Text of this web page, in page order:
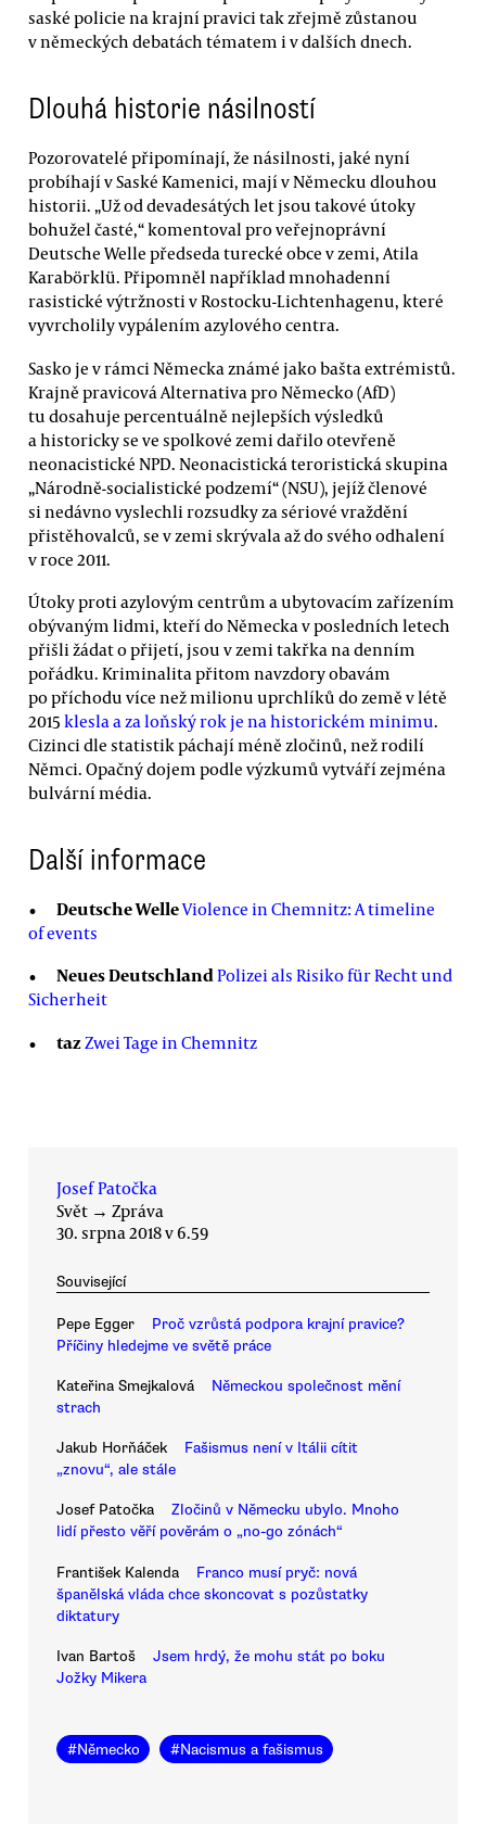
saské policie na krajní pravici tak zřejmě zůstanou
v německých debatách tématem i v dalších dnech.
Dlouhá historie násilností
Pozorovatelé připomínají, že násilnosti, jaké nyní
probíhají v Saské Kamenici, mají v Německu dlouhou
historii. „Už od devadesátých let jsou takové útoky
bohužel časté,“ komentoval pro veřejnoprávní
Deutsche Welle předseda turecké obce v zemi, Atila
Karabörklü. Připomněl například mnohadenní
rasistické výtržnosti v Rostocku-Lichtenhagenu, které
vyvrcholily vypálením azylového centra.
Sasko je v rámci Německa známé jako bašta extrémistů.
Krajně pravicová Alternativa pro Německo (AfD)
tu dosahuje percentuálně nejlepších výsledků
a historicky se ve spolkové zemi dařilo otevřeně
neonacistické NPD. Neonacistická teroristická skupina
„Národně-socialistické podzemí“ (NSU), jejíž členové
si nedávno vyslechli rozsudky za sériové vraždění
přistěhovalců, se v zemi skrývala až do svého odhalení
v roce 2011.
Útoky proti azylovým centrům a ubytovacím zařízením
obývaným lidmi, kteří do Německa v posledních letech
přišli žádat o přijetí, jsou v zemi takřka na denním
pořádku. Kriminalita přitom navzdory obavám
po příchodu více než milionu uprchlíků do země v létě
2015 klesla a za loňský rok je na historickém minimu.
Cizinci dle statistik páchají méně zločinů, než rodilí
Němci. Opačný dojem podle výzkumů vytváří zejména
bulvární média.
Další informace
Deutsche WelleViolence in Chemnitz: A timeline
of events
Neues Deutschland Polizei als Risiko für Recht und
Sicherheit
tazZwei Tage in Chemnitz
Josef Patočka
Svět → Zpráva
30. srpna 2018 v 6.59
Související
Pepe Egger
Proč vzrůstá podpora krajní pravice?
Příčiny hledejme ve světě práce
Kateřina Smejkalová
Německou společnost mění
strach
Jakub Horňáček
Fašismus není v Itálii cítit
„znovu“, ale stále
Josef Patočka
Zločinů v Německu ubylo. Mnoho
lidí přesto věří pověrám o „no-go zónách“
František Kalenda
Franco musí pryč: nová
španělská vláda chce skoncovat s pozůstatky
diktatury
Ivan Bartoš
Jsem hrdý, že mohu stát po boku
Jožky Mikera
#Německo #Nacismus a fašismus